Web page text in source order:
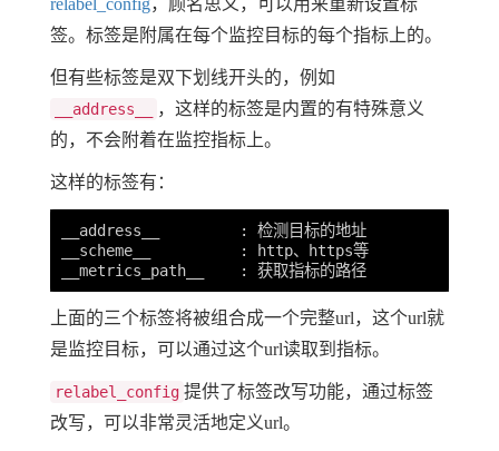
relabel_config，顾名思义，可以用来重新设置标
签。标签是附属在每个监控目标的每个指标上的。
但有些标签是双下划线开头的，例如
__address__
，这样的标签是内置的有特殊意义
的，不会附着在监控指标上。
这样的标签有：
__address__         : 检测目标的地址
__scheme__          : http、https等
上面的三个标签将被组合成一个完整url，这个url就
是监控目标，可以通过这个url读取到指标。
relabel_config 提供了标签改写功能，通过标签
改写，可以非常灵活地定义url。